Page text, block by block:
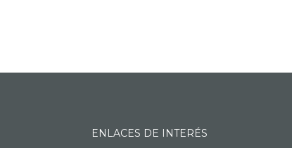
ENLACES DE INTERÉS